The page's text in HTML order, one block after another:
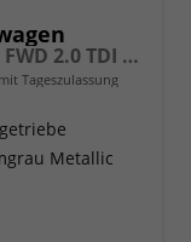
Kasten 35 mittellang Hochdach FWD 2.0 TDI L3H3 AHK Kamera 270 Grad App PDC GRA Heckscheiben
Tageszulassung
Metallic